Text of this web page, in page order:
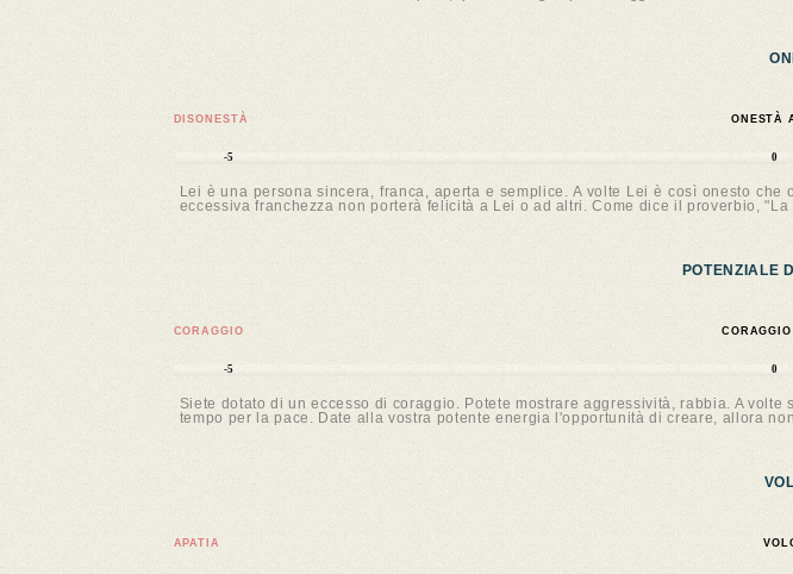
DISONESTÀ ONESTÀ
-5 0
Lei è una persona sincera, franca, aperta e semplice. A volte Lei è così onesto
eccessiva franchezza non porterà felicità a Lei o ad altri. Come dice il proverbio,
POTENZIALE
CORAGGIO
-5 0
Siete dotato di un eccesso di coraggio. Potete mostrare aggressività, rabbia. A
tempo per la pace. Date alla vostra potente energia l'opportunità di creare, allora
APATIA